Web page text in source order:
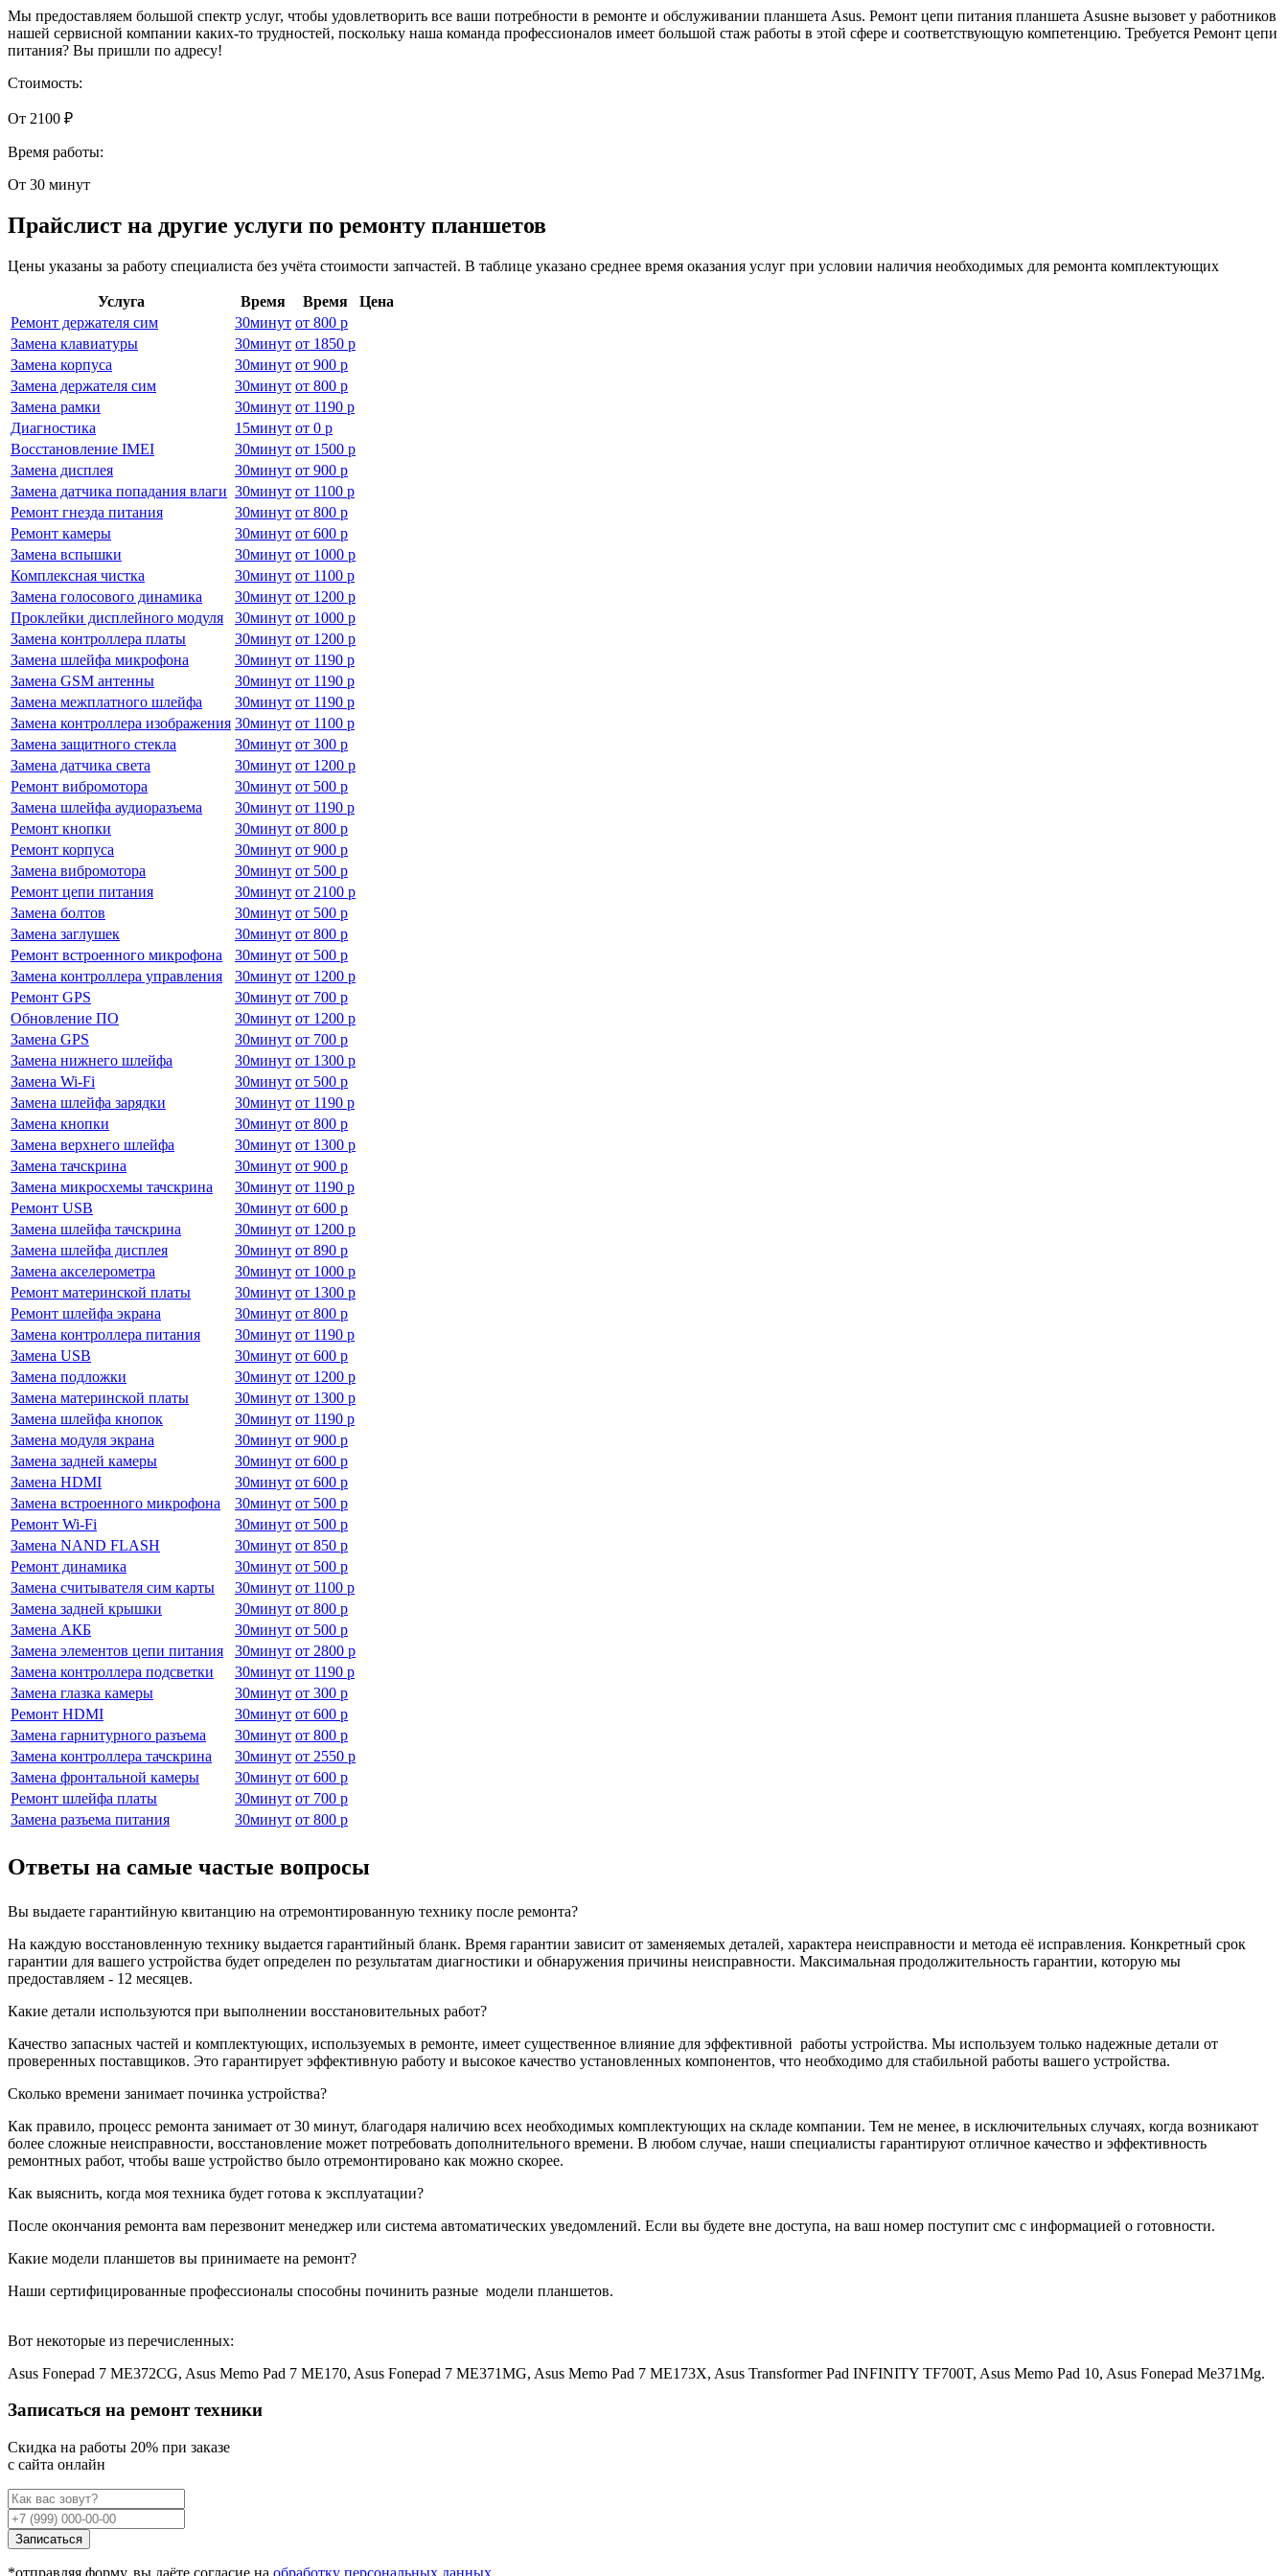
Мы предоставляем большой спектр услуг, чтобы удовлетворить все ваши потребности в ремонте и обслуживании планшета Asus. Ремонт цепи питания планшета Asusне вызовет у работников
нашей сервисной компании каких-то трудностей, поскольку наша команда профессионалов имеет большой стаж работы в этой сфере и соответствующую компетенцию. Требуется Ремонт цепи
питания? Вы пришли по адресу!
Стоимость:
От 2100 ₽
Время работы:
От 30 минут
Прайслист на другие услуги по ремонту планшетов
Цены указаны за работу специалиста без учёта стоимости запчастей. В таблице указано среднее время оказания услуг при условии наличия необходимых для ремонта комплектующих
Услуга Время Время
Цена
Ремонт держателя сим
30минут от 800 р
Замена клавиатуры
30минут от 1850 р
Замена корпуса
30минут от 900 р
Замена держателя сим
30минут от 800 р
Замена рамки
30минут от 1190 р
Диагностика
15минут от 0 р
Восстановление IMEI
30минут от 1500 р
Замена дисплея
30минут от 900 р
Замена датчика попадания влаги 30минут от 1100 р
Ремонт гнезда питания
30минут от 800 р
Ремонт камеры
30минут от 600 р
Замена вспышки
30минут от 1000 р
Комплексная чистка
30минут от 1100 р
Замена голосового динамика
30минут от 1200 р
Проклейки дисплейного модуля
30минут от 1000 р
Замена контроллера платы
30минут от 1200 р
Замена шлейфа микрофона
30минут от 1190 р
Замена GSM антенны
30минут от 1190 р
Замена межплатного шлейфа
30минут от 1190 р
Замена контроллера изображения 30минут от 1100 р
Замена защитного стекла
30минут от 300 р
Замена датчика света
30минут от 1200 р
Ремонт вибромотора
30минут от 500 р
Замена шлейфа аудиоразъема
30минут от 1190 р
Ремонт кнопки
30минут от 800 р
Ремонт корпуса
30минут от 900 р
Замена вибромотора
30минут от 500 р
Ремонт цепи питания
30минут от 2100 р
Замена болтов
30минут от 500 р
Замена заглушек
30минут от 800 р
Ремонт встроенного микрофона
30минут от 500 р
Замена контроллера управления
30минут от 1200 р
Ремонт GPS
30минут от 700 р
Обновление ПО
30минут от 1200 р
Замена GPS
30минут от 700 р
Замена нижнего шлейфа
30минут от 1300 р
Замена Wi-Fi
30минут от 500 р
Замена шлейфа зарядки
30минут от 1190 р
Замена кнопки
30минут от 800 р
Замена верхнего шлейфа
30минут от 1300 р
Замена тачскрина
30минут от 900 р
Замена микросхемы тачскрина
30минут от 1190 р
Ремонт USB
30минут от 600 р
Замена шлейфа тачскрина
30минут от 1200 р
Замена шлейфа дисплея
30минут от 890 р
Замена акселерометра
30минут от 1000 р
Ремонт материнской платы
30минут от 1300 р
Ремонт шлейфа экрана
30минут от 800 р
Замена контроллера питания
30минут от 1190 р
Замена USB
30минут от 600 р
Замена подложки
30минут от 1200 р
Замена материнской платы
30минут от 1300 р
Замена шлейфа кнопок
30минут от 1190 р
Замена модуля экрана
30минут от 900 р
Замена задней камеры
30минут от 600 р
Замена HDMI
30минут от 600 р
Замена встроенного микрофона
30минут от 500 р
Ремонт Wi-Fi
30минут от 500 р
Замена NAND FLASH
30минут от 850 р
Ремонт динамика
30минут от 500 р
Замена считывателя сим карты
30минут от 1100 р
Замена задней крышки
30минут от 800 р
Замена АКБ
30минут от 500 р
Замена элементов цепи питания
30минут от 2800 р
Замена контроллера подсветки
30минут от 1190 р
Замена глазка камеры
30минут от 300 р
Ремонт HDMI
30минут от 600 р
Замена гарнитурного разъема
30минут от 800 р
Замена контроллера тачскрина
30минут от 2550 р
Замена фронтальной камеры
30минут от 600 р
Ремонт шлейфа платы
30минут от 700 р
Замена разъема питания
30минут от 800 р
Ответы на самые частые вопросы
Вы выдаете гарантийную квитанцию на отремонтированную технику после ремонта?
На каждую восстановленную технику выдается гарантийный бланк. Время гарантии зависит от заменяемых деталей, характера неисправности и метода её исправления. Конкретный срок
гарантии для вашего устройства будет определен по результатам диагностики и обнаружения причины неисправности. Максимальная продолжительность гарантии, которую мы
предоставляем - 12 месяцев.
Какие детали используются при выполнении восстановительных работ?
Качество запасных частей и комплектующих, используемых в ремонте, имеет существенное влияние для эффективной работы устройства. Мы используем только надежные детали от
проверенных поставщиков. Это гарантирует эффективную работу и высокое качество установленных компонентов, что необходимо для стабильной работы вашего устройства.
Сколько времени занимает починка устройства?
Как правило, процесс ремонта занимает от 30 минут, благодаря наличию всех необходимых комплектующих на складе компании. Тем не менее, в исключительных случаях, когда возникают
более сложные неисправности, восстановление может потребовать дополнительного времени. В любом случае, наши специалисты гарантируют отличное качество и эффективность
ремонтных работ, чтобы ваше устройство было отремонтировано как можно скорее.
Как выяснить, когда моя техника будет готова к эксплуатации?
После окончания ремонта вам перезвонит менеджер или система автоматических уведомлений. Если вы будете вне доступа, на ваш номер поступит смс с информацией о готовности.
Какие модели планшетов вы принимаете на ремонт?
Наши сертифицированные профессионалы способны починить разные модели планшетов.
Вот некоторые из перечисленных:
Asus Fonepad 7 ME372CG, Asus Memo Pad 7 ME170, Asus Fonepad 7 ME371MG, Asus Memo Pad 7 ME173X, Asus Transformer Pad INFINITY TF700T, Asus Memo Pad 10, Asus Fonepad Me371Mg.
Записаться на ремонт техники
Cкидка на работы 20% при заказе
с сайта онлайн
Записаться
*отправляя форму, вы даёте согласие на обработку персональных данных